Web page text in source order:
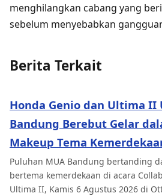
menghilangkan cabang yang
sebelum menyebabkan
Berita Terkait
Honda Genio dan Ultima II
Bandung Berebut Gelar
Makeup Tema
Puluhan MUA Bandung bertanding
bertema kemerdekaan di acara
Ultima II, Kamis 6 Agustus 2026 di